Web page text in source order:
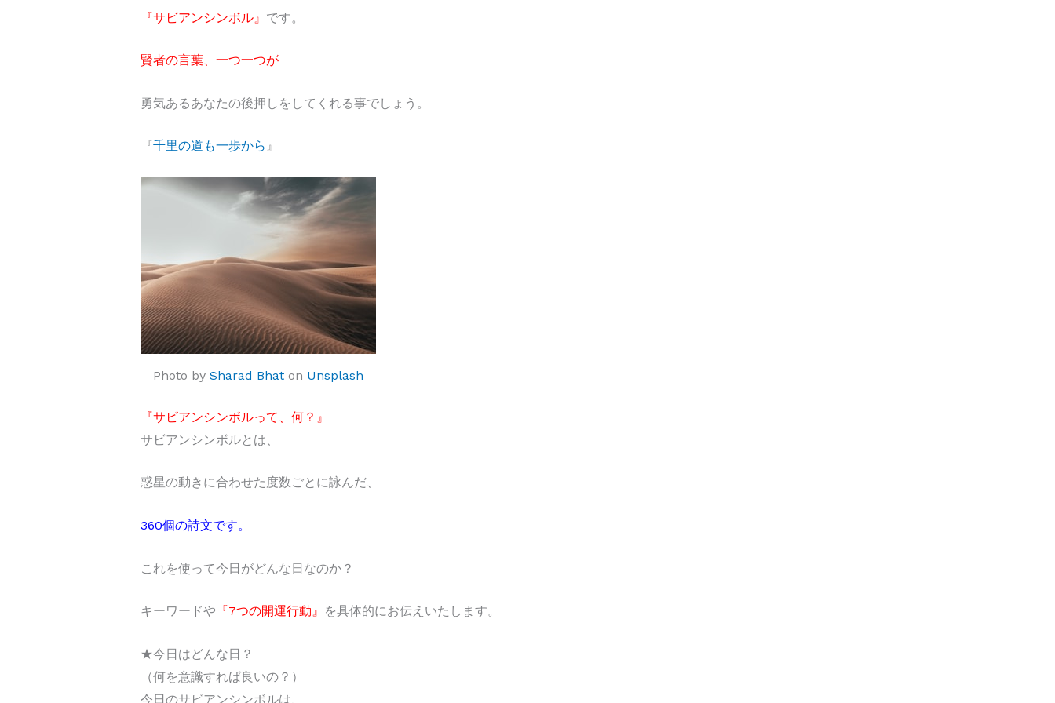
『サビアンシンボル』 です。
賢者の言葉、一つ一つが
勇気あるあなたの後押しをしてくれる事でしょう。
『千里の道も一歩から 』
Photo by Sharad Bhaton Unsplash
『サビアンシンボルって、何？』
サビアンシンボルとは、
惑星の動きに合わせた度数ごとに詠んだ、
360個の詩文です。
これを使って今日がどんな日なのか？
キーワードや 『7つの開運行動』 を具体的にお伝えいたします。
★今日はどんな日？
（何を意識すれば良いの？）
今日のサビアンシンボルは、